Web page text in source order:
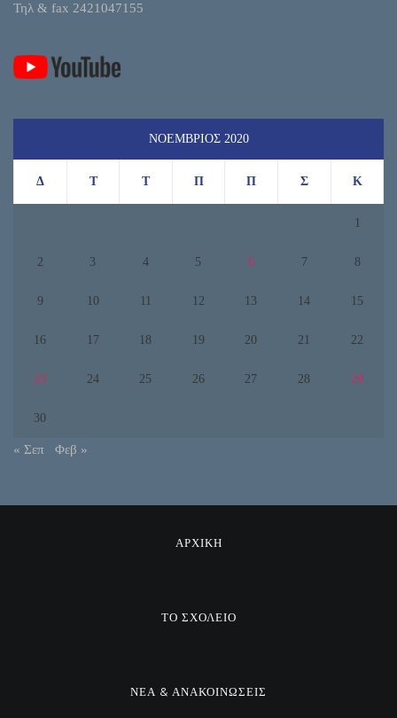
Τηλ & fax 2421047155
ΝΟΈΜΒΡΙΟΣ 2020
Δ Τ Τ Π Π Σ Κ
1
2 3 4 5 6 7 8
9 10 11 12 13 14 15
16 17 18 19 20 21 22
23 24 25 26 27 28 29
30
« Σεπ Φεβ »
ΑΡΧΙΚΗ
ΤΟ ΣΧΟΛΕΙΟ
ΝΕΑ & ΑΝΑΚΟΙΝΩΣΕΙΣ